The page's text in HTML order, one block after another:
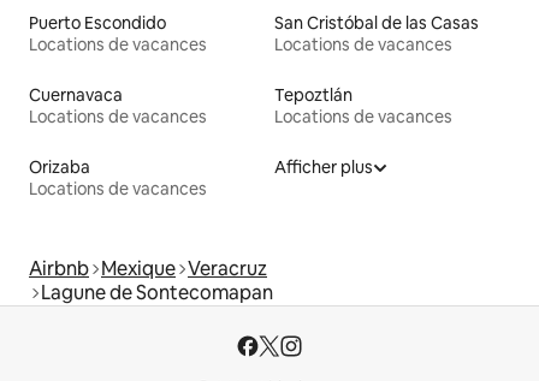
Puerto Escondido
Locations de vacances
San Cristóbal de las Casas
Locations de vacances
Cuernavaca
Locations de vacances
Tepoztlán
Locations de vacances
Orizaba
Locations de vacances
Afficher plus
Airbnb Mexique Veracruz
Lagune de Sontecomapan